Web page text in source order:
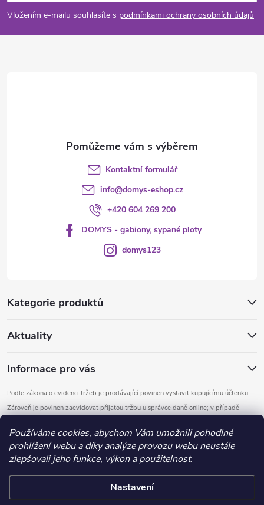
Používáme cookies, abychom Vám umožnili pohodlné
prohlížení webu a díky analýze provozu webu neustále
zlepšovali jeho funkce, výkon a použitelnost.
Nastavení
pVložením e-mailu souhlasíte s podmínkami ochrany osobních údajů
Kategorie produktů
Aktuality
Informace pro vás
Podle zákona o evidenci tržeb je prodávající povinen vystavit kupujícímu účtenku.
Zároveň je povinen zaevidovat přijatou tržbu u správce daně online; v případě
Kontaktní formulář
info@domys-eshop.cz
+420 604 269 200
DOMYS - gabiony, sypané ploty
domys123
Vytvořil Shoptet
Copyright 2026DOMYS. Všechna práva vyhrazena.